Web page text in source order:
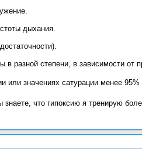
дыхания.
разной степени, в зависимости от
или значениях сатурации менее
что гипоксию я тренирую